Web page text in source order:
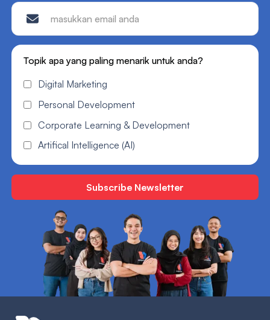
Topik apa yang paling menarik untuk anda?
Digital Marketing
Personal Development
Corporate Learning & Development
Artifical Intelligence (AI)